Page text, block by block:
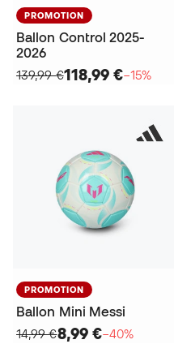
PROMOTION
Ballon Control 2025-
2026
139,99 €118,99 €−15%
PROMOTION
Ballon Mini Messi
14,99 €8,99 €−40%